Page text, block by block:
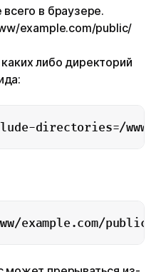
в браузере.
example.com/public/
либо директорий
directories=/
example.com/